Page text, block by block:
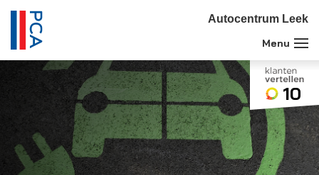
Autocentrum Leek
10